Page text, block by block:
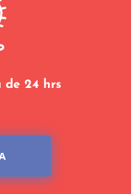
de 24 hrs